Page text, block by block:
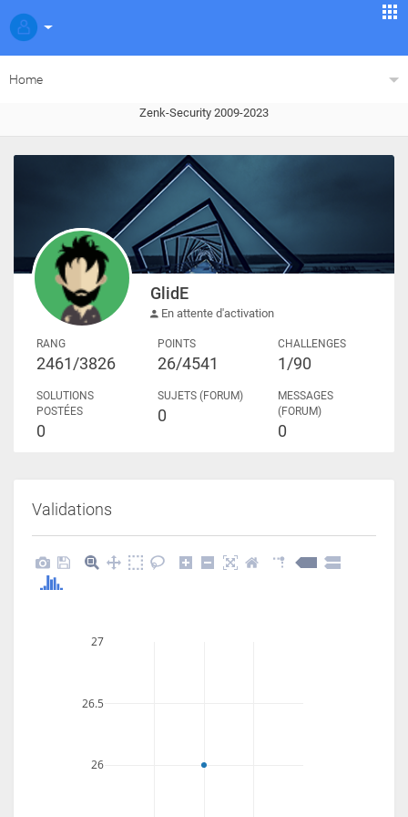
Home
Zenk-Security 2009-2023
GlidE
En attente d'activation
RANG
2461/3826
POINTS
26/4541
CHALLENGES
1/90
SOLUTIONS
POSTÉES
0
SUJETS (FORUM)
0
MESSAGES
(FORUM)
0
Validations
26
26.5
27